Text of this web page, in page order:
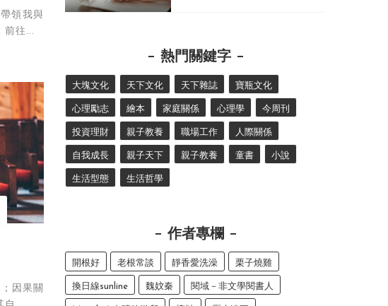
領我與
前往...
因果關
熱門關鍵字
大塊文化 天下文化 天下雜誌 寶瓶文化
心理勵志 繪本 家庭關係 心理學 今周刊
投資理財 親子教養 職場工作 人際關係
自我成長 親子天下 親子教養 童書 小說
生活型態 生活哲學
作者專欄
開根好 老根常談 靜香愛洗澡 栗子燒雞
換日線sunline 魏妏秦 閱域－非文學閱書人